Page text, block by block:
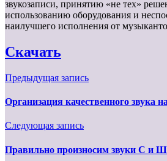
звукозаписи, принятию «не тех»
использованию оборудования и
наилучшего исполнения от
Скачать
Предыдущая запись
Организация качественного звука
Следующая запись
Правильно произносим звуки С и Ш